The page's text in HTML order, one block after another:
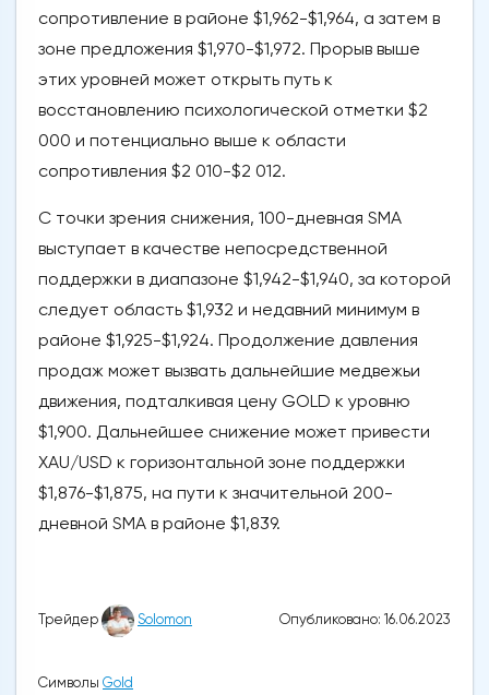
сопротивление в районе $1,962-$1,964, а затем в
зоне предложения $1,970-$1,972. Прорыв выше
этих уровней может открыть путь к
восстановлению психологической отметки $2
000 и потенциально выше к области
сопротивления $2 010-$2 012.
С точки зрения снижения, 100-дневная SMA
выступает в качестве непосредственной
поддержки в диапазоне $1,942-$1,940, за которой
следует область $1,932 и недавний минимум в
районе $1,925-$1,924. Продолжение давления
продаж может вызвать дальнейшие медвежьи
движения, подталкивая цену GOLD к уровню
$1,900. Дальнейшее снижение может привести
XAU/USD к горизонтальной зоне поддержки
$1,876-$1,875, на пути к значительной 200-
дневной SMA в районе $1,839.
Трейдер Solomon Опубликовано: 16.06.2023
Символы Gold